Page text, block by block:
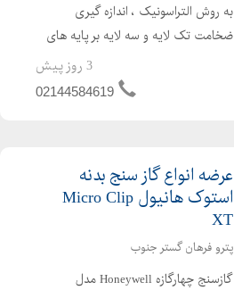
به روش التراسونیک ، اندازه گیری
ضخامت تک لایه و سه لایه بر پایه های
،پلاستیک،بتن، چوب،آسفالت،مواد
3 روز پیش
02144584619
عرضه انواع گاز سنج بدنه
استوک هانیول Micro Clip
XT
پترو فرهان گستر جنوب
گازسنج چهارگازه Honeywell مدل